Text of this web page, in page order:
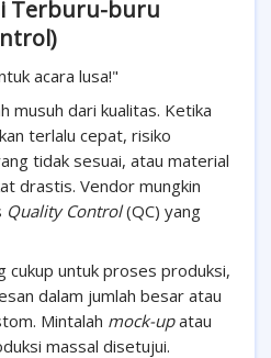
Terburu-buru
acara lusa!"
musuh dari kualitas. Ketika
terlalu cepat, risiko
tidak sesuai, atau material
drastis. Vendor mungkin
Quality Control(QC) yang
cukup untuk proses produksi,
dalam jumlah besar atau
Mintalah mock-upatau
massal disetujui.